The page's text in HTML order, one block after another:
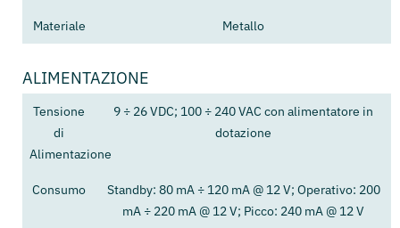
Materiale Metallo
ALIMENTAZIONE
Tensione
di
Alimentazione
9 ÷ 26 VDC; 100 ÷ 240 VAC con alimentatore in
dotazione
Consumo
Standby: 80 mA ÷ 120 mA @ 12 V; Operativo: 200
mA ÷ 220 mA @ 12 V; Picco: 240 mA @ 12 V